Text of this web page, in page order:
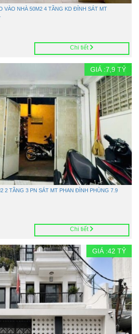
VÀO NHÀ 50M2 4 TẦNG KD ĐỈNH SÁT MT
Chi tiết
GIÁ :7,9 TỶ
2 TẦNG 3 PN SÁT MT PHAN ĐÌNH PHÙNG 7.9
Chi tiết
GIÁ :42 TỶ